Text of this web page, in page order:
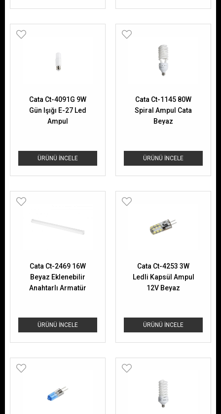
ÜRÜNÜ İNCELE
Cata Ct-4091G 9W
Gün Işığı E-27 Led
Ampul
ÜRÜNÜ İNCELE
Cata Ct-1145 80W
Spiral Ampul Cata
Beyaz
ÜRÜNÜ İNCELE
Cata Ct-2469 16W
Beyaz Eklenebilir
Anahtarlı Armatür
ÜRÜNÜ İNCELE
Cata Ct-4253 3W
Ledli Kapsül Ampul
12V Beyaz